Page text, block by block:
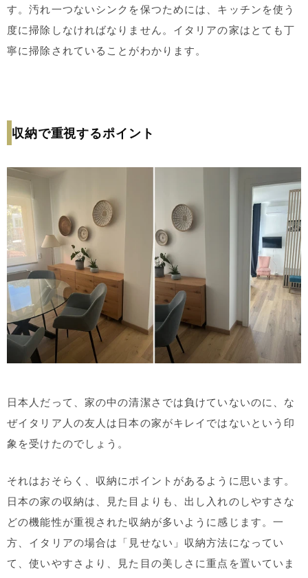
す。汚れ一つないシンクを保つためには、キッチンを使う
度に掃除しなければなりません。イタリアの家はとても丁
寧に掃除されていることがわかります。
収納で重視するポイント
日本人だって、家の中の清潔さでは負けていないのに、な
ぜイタリア人の友人は日本の家がキレイではないという印
象を受けたのでしょう。
それはおそらく、収納にポイントがあるように思います。
日本の家の収納は、見た目よりも、出し入れのしやすさな
どの機能性が重視された収納が多いように感じます。一
方、イタリアの場合は「見せない」収納方法になってい
て、使いやすさより、見た目の美しさに重点を置いていま